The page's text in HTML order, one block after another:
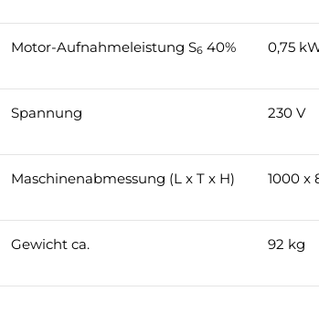
Motor-Aufnahmeleistung S6 40% 0,75
Spannung 230 V
Maschinenabmessung (L x T x H) 1000 x
Gewicht ca. 92 kg